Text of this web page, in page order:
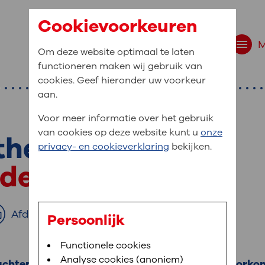
navigatie
bent u naar op
Bloedafname,MijnOLVG,Digitalisering
medische gegevens
In MijnOLVG kunt u uw medische
het u uitkomt. OLVG breidt MijnOLVG
Afdrukken
Cookievoorkeuren
Om deze website optimaal te laten
functioneren maken wij gebruik van
cookies. Geef hieronder uw voorkeur
aan.
Voor meer informatie over het gebruik
van cookies op deze website kunt u onze
privacy- en cookieverklaring bekijken.
Persoonlijk
Functionele cookies
Analyse cookies (anoniem)